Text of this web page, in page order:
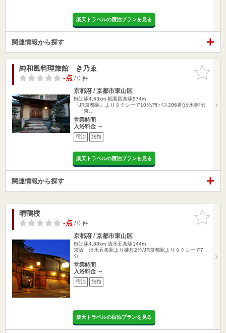
楽天トラベルの宿泊プランを見る
関連情報から探す
お気に入
りに追加
純和風料理旅館 き乃ゑ
-点/ 0 件
京都府 / 京都市東山区
椥辻駅4.63km 祇園四条駅574m
『JR京都駅』よりタクシーで10分/市バス206番(清水寺行)
『東…
営業時間
入浴料金 ～
宿泊 旅館
楽天トラベルの宿泊プランを見る
関連情報から探す
お気に入
りに追加
晴鴨楼
-点/ 0 件
京都府 / 京都市東山区
椥辻駅4.88km 清水五条駅144m
京阪 清水五条駅より徒歩2分/JR京都駅よりタクシーで7
分
営業時間
入浴料金 ～
宿泊 旅館
楽天トラベルの宿泊プランを見る